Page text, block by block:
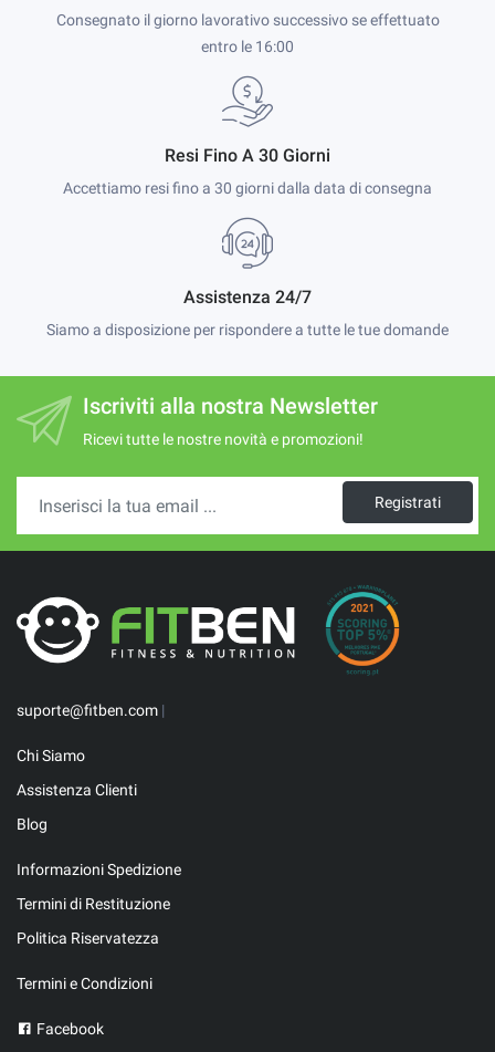
Consegnato il giorno lavorativo successivo se effettuato
entro le 16:00
Resi Fino A 30 Giorni
Accettiamo resi fino a 30 giorni dalla data di consegna
Assistenza 24/7
Siamo a disposizione per rispondere a tutte le tue domande
Iscriviti alla nostra Newsletter
Ricevi tutte le nostre novità e promozioni!
Registrati
suporte@fitben.com |
Chi Siamo
Assistenza Clienti
Blog
Informazioni Spedizione
Termini di Restituzione
Politica Riservatezza
Termini e Condizioni
Facebook